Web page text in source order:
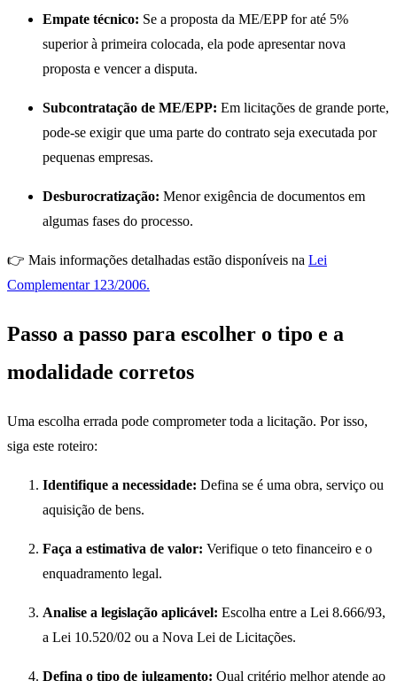
Empate técnico: Se a proposta da ME/EPP for até 5%
superior à primeira colocada, ela pode apresentar nova
proposta e vencer a disputa.
Subcontratação de ME/EPP: Em licitações de grande porte,
pode-se exigir que uma parte do contrato seja executada por
pequenas empresas.
Desburocratização: Menor exigência de documentos em
algumas fases do processo.
👉 Mais informações detalhadas estão disponíveis na Lei
Complementar 123/2006.
Passo a passo para escolher o tipo e a
modalidade corretos
Uma escolha errada pode comprometer toda a licitação. Por isso,
siga este roteiro:
Identifique a necessidade: Defina se é uma obra, serviço ou
aquisição de bens.
Faça a estimativa de valor: Verifique o teto financeiro e o
enquadramento legal.
Analise a legislação aplicável: Escolha entre a Lei 8.666/93,
a Lei 10.520/02 ou a Nova Lei de Licitações.
Defina o tipo de julgamento: Qual critério melhor atende ao